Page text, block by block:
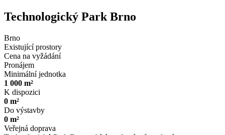
Technologický Park Brno
Brno
Existující prostory
Cena na vyžádání
Pronájem
Minimální jednotka
1 000 m²
K dispozici
0 m²
Do výstavby
0 m²
Veřejná doprava